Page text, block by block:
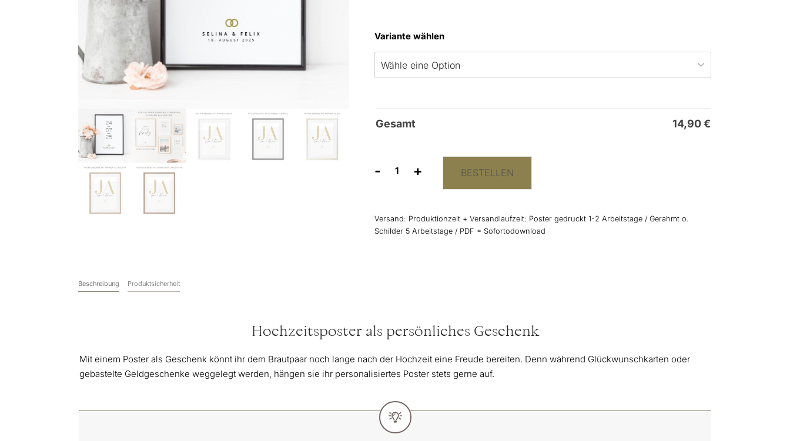
Variante wählen
Gesamt 14,90€
-
Poster
elegant
Menge
+ BESTELLEN
Versand: Produktionzeit + Versandlaufzeit: Poster gedruckt 1-2 Arbeitstage / Gerahmt o.
Schilder 5 Arbeitstage / PDF = Sofortodownload
Beschreibung Produktsicherheit
Hochzeitsposter als persönliches Geschenk
Mit einem Poster als Geschenk könnt ihr dem Brautpaar noch lange nach der Hochzeit eine Freude bereiten. Denn während Glückwunschkarten oder
gebastelte Geldgeschenke weggelegt werden, hängen sie ihr personalisiertes Poster stets gerne auf.